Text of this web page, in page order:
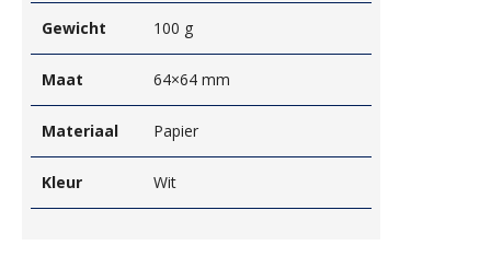
Gewicht 100 g
Maat 64×64 mm
Materiaal Papier
Kleur Wit